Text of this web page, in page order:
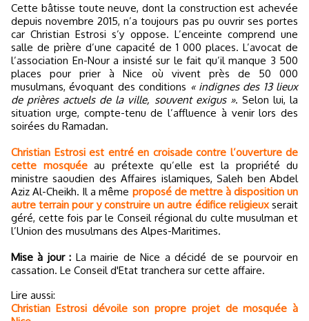
Cette bâtisse toute neuve, dont la construction est achevée
depuis novembre 2015, n’a toujours pas pu ouvrir ses portes
car Christian Estrosi s’y oppose. L’enceinte comprend une
salle de prière d’une capacité de 1 000 places. L’avocat de
l’association En-Nour a insisté sur le fait qu’il manque 3 500
places pour prier à Nice où vivent près de 50 000
musulmans, évoquant des conditions « indignes des 13 lieux
de prières actuels de la ville, souvent exigus ». Selon lui, la
situation urge, compte-tenu de l’affluence à venir lors des
soirées du Ramadan.
Christian Estrosi est entré en croisade contre l’ouverture de
cette mosquéeau prétexte qu’elle est la propriété du
ministre saoudien des Affaires islamiques, Saleh ben Abdel
Aziz Al-Cheikh. Il a même proposé de mettre à disposition un
autre terrain pour y construire un autre édifice religieuxserait
géré, cette fois par le Conseil régional du culte musulman et
l’Union des musulmans des Alpes-Maritimes.
Mise à jour : La mairie de Nice a décidé de se pourvoir en
cassation. Le Conseil d'Etat tranchera sur cette affaire.
Lire aussi:
Christian Estrosi dévoile son propre projet de mosquée à